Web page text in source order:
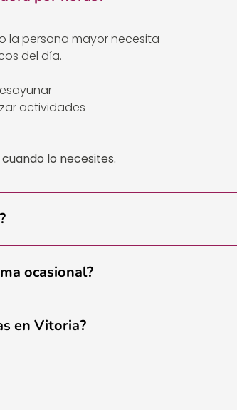
la persona mayor necesita
del día.
actividades
lo necesites.
ocasional?
en Vitoria?